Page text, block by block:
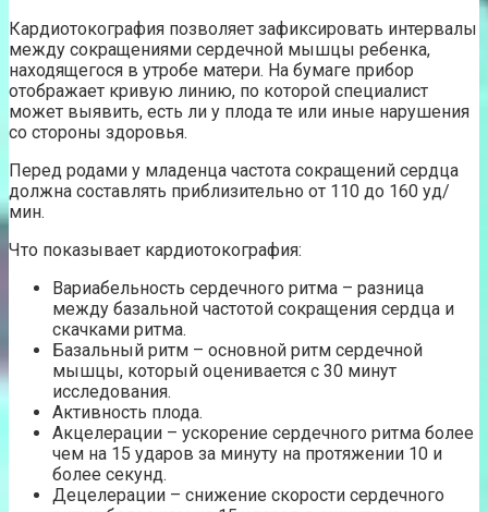
Кардиотокография позволяет зафиксировать интервалы
между сокращениями сердечной мышцы ребенка,
находящегося в утробе матери. На бумаге прибор
отображает кривую линию, по которой специалист
может выявить, есть ли у плода те или иные нарушения
со стороны здоровья.
Перед родами у младенца частота сокращений сердца
должна составлять приблизительно от 110 до 160 уд/
мин.
Что показывает кардиотокография:
Вариабельность сердечного ритма – разница
между базальной частотой сокращения сердца и
скачками ритма.
Базальный ритм – основной ритм сердечной
мышцы, который оценивается с 30 минут
исследования.
Активность плода.
Акцелерации – ускорение сердечного ритма более
чем на 15 ударов за минуту на протяжении 10 и
более секунд.
Децелерации – снижение скорости сердечного